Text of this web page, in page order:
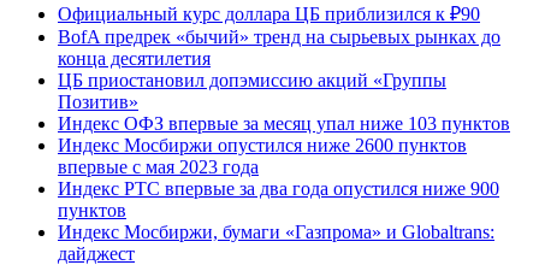
Официальный курс доллара ЦБ приблизился к ₽90
BofA предрек «бычий» тренд на сырьевых рынках до
конца десятилетия
ЦБ приостановил допэмиссию акций «Группы
Позитив»
Индекс ОФЗ впервые за месяц упал ниже 103 пунктов
Индекс Мосбиржи опустился ниже 2600 пунктов
впервые с мая 2023 года
Индекс РТС впервые за два года опустился ниже 900
пунктов
Индекс Мосбиржи, бумаги «Газпрома» и Globaltrans:
дайджест